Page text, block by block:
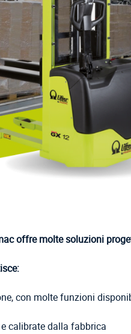
offre molte soluzioni
con molte funzioni
calibrate dalla fabbrica